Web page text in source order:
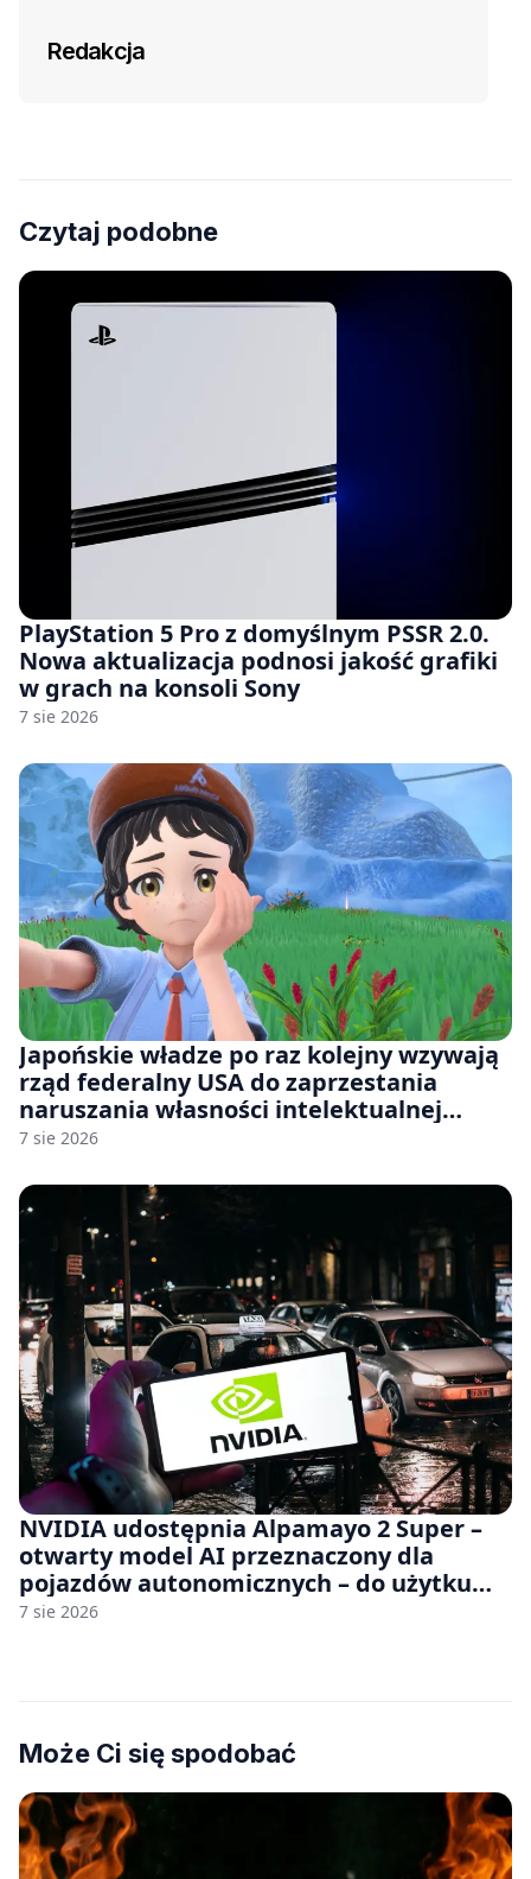
Redakcja
Czytaj podobne
PlayStation 5 Pro z domyślnym PSSR 2.0.
Nowa aktualizacja podnosi jakość grafiki
w grach na konsoli Sony
7 sie 2026
Japońskie władze po raz kolejny wzywają
rząd federalny USA do zaprzestania
naruszania własności intelektualnej
japońskich gier i anime
7 sie 2026
NVIDIA udostępnia Alpamayo 2 Super –
otwarty model AI przeznaczony dla
pojazdów autonomicznych – do użytku
komercyjnego
7 sie 2026
Może Ci się spodobać